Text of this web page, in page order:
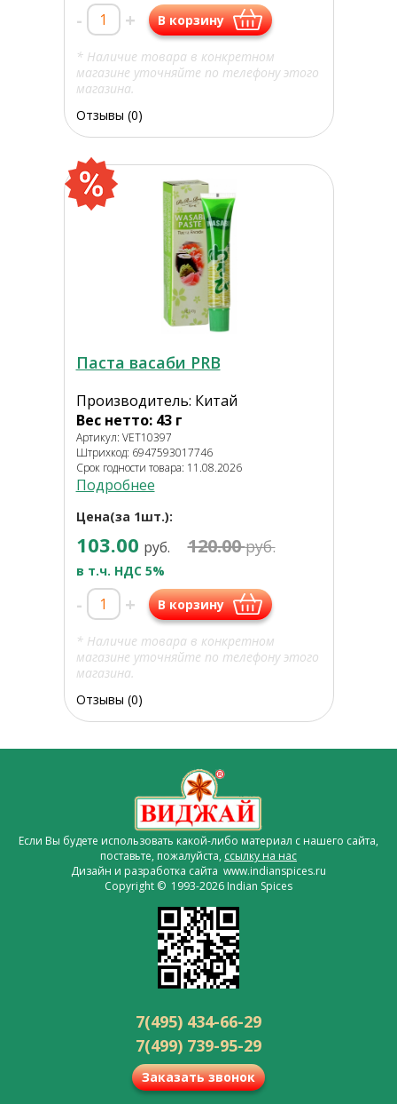
- + В корзину
* Наличие товара в конкретном
магазине уточняйте по телефону этого
магазина.
Отзывы (0)
Паста васаби PRB
Производитель: Китай
Вес нетто: 43 г
Артикул: VET10397
Штрихкод: 6947593017746
Срок годности товара: 11.08.2026
Подробнее
Цена(за 1шт.):
103.00 руб. 120.00руб.
в т.ч. НДС 5%
- + В корзину
* Наличие товара в конкретном
магазине уточняйте по телефону этого
магазина.
Отзывы (0)
Если Вы будете использовать какой-либо материал с нашего сайта,
поставьте, пожалуйста, ссылку на нас
Дизайн и разработка сайта www.indianspices.ru
Copyright © 1993-2026 Indian Spices
7(495) 434-66-29
7(499) 739-95-29
Заказать звонок